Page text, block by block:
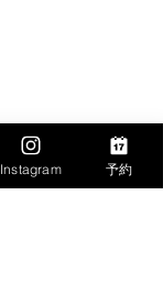
？
Instagram 予約